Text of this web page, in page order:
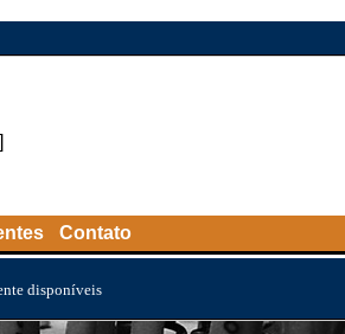
]
Contato
disponíveis